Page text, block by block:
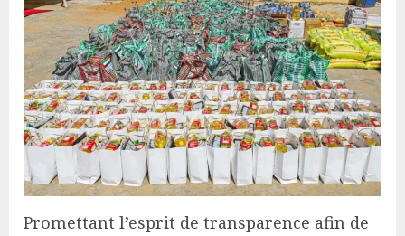
Promettant l’esprit de transparence afin de